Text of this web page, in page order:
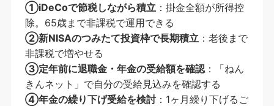
①iDeCoで節税しながら積立 ：掛金全額が所得控
除。65歳まで非課税で運用できる
②新NISAのつみたて投資枠で長期積立 ：老後まで
非課税で増やせる
③定年前に退職金・年金の受給額を確認 ：「ねん
きんネット」で自分の受給見込みを確認する
④年金の繰り下げ受給を検討：1ヶ月繰り下げるご